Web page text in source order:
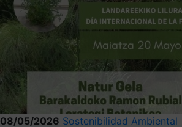
08/05/2026 Sostenibilidad Ambiental